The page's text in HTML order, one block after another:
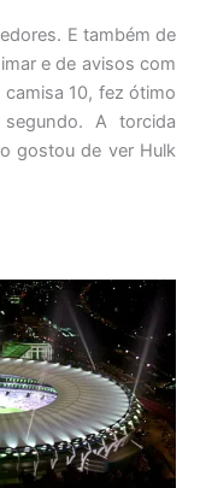
E também de
e de avisos com
10, fez ótimo
A torcida
gostou de ver Hulk